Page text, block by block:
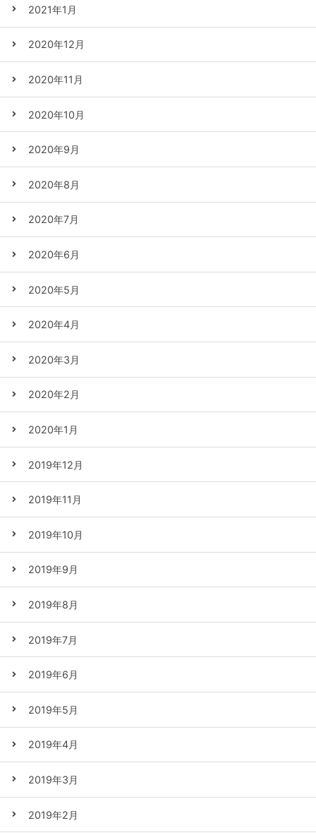
2021年1月
2020年12月
2020年11月
2020年10月
2020年9月
2020年8月
2020年7月
2020年6月
2020年5月
2020年4月
2020年3月
2020年2月
2020年1月
2019年12月
2019年11月
2019年10月
2019年9月
2019年8月
2019年7月
2019年6月
2019年5月
2019年4月
2019年3月
2019年2月